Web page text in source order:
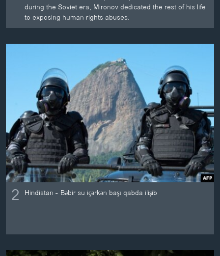
ພາສາຕ່າງໆ
during the Soviet era, Mironov dedicated the rest of his life
to exposing human rights abuses.
2 Hindistan - Bəbir su içərkən başı qabda ilişib